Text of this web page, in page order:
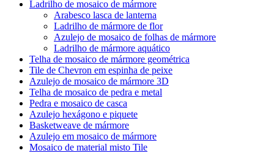
Ladrilho de mosaico de mármore
Arabesco lasca de lanterna
Ladrilho de mármore de flor
Azulejo de mosaico de folhas de mármore
Ladrilho de mármore aquático
Telha de mosaico de mármore geométrica
Tile de Chevron em espinha de peixe
Azulejo de mosaico de mármore 3D
Telha de mosaico de pedra e metal
Pedra e mosaico de casca
Azulejo hexágono e piquete
Basketweave de mármore
Azulejo em mosaico de mármore
Mosaico de material misto Tile